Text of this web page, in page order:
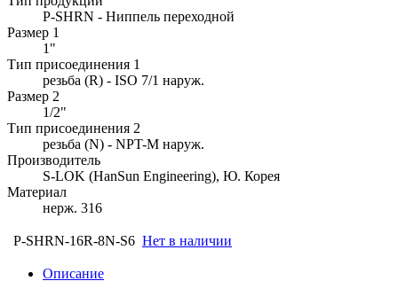
P-SHRN - Ниппель переходной
Размер 1
1"
Тип присоединения 1
резьба (R) - ISO 7/1 наруж.
Размер 2
1/2"
Тип присоединения 2
резьба (N) - NPT-M наруж.
Производитель
S-LOK (HanSun Engineering), Ю. Корея
Материал
нерж. 316
P-SHRN-16R-8N-S6 Нет в наличии
Описание